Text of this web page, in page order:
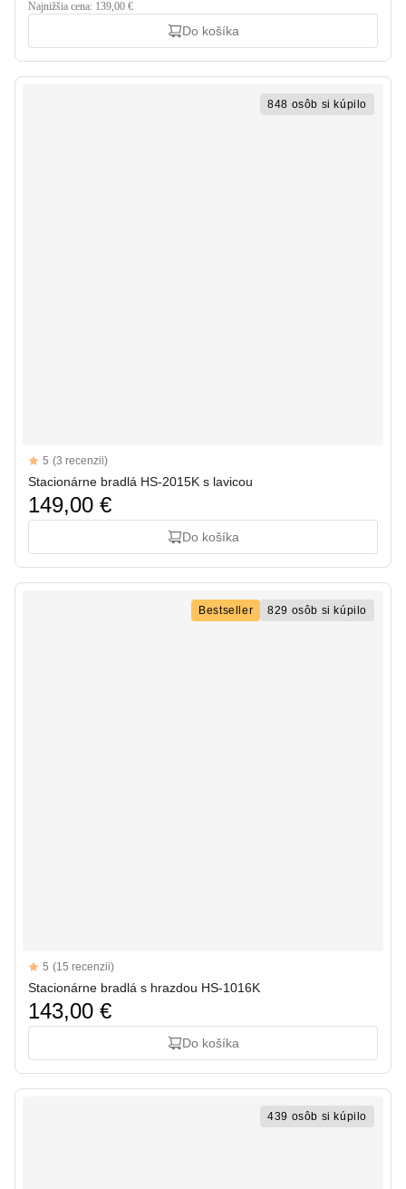
Najnižšia cena: 139,00 €
Do košíka
848 osôb si kúpilo
Reviews
5 out of 5 stars
5 (3 recenzii)
Stacionárne bradlá HS-2015K s lavicou
149,00 €
Do košíka
Bestseller 829 osôb si kúpilo
Reviews
5 out of 5 stars
5 (15 recenzii)
Stacionárne bradlá s hrazdou HS-1016K
143,00 €
Do košíka
439 osôb si kúpilo